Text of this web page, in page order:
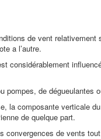
de vent
a l’autre.
considérablement
pompes, de dégueulantes
la composante verticale
de quelque part.
convergences de vents